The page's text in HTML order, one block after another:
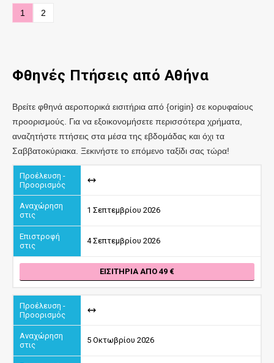
1 2
Φθηνές Πτήσεις από Αθήνα
Βρείτε φθηνά αεροπορικά εισιτήρια από {origin} σε κορυφαίους
προορισμούς. Για να εξοικονομήσετε περισσότερα χρήματα,
αναζητήστε πτήσεις στα μέσα της εβδομάδας και όχι τα
Σαββατοκύριακα. Ξεκινήστε το επόμενο ταξίδι σας τώρα!
1 Σεπτεμβρίου 2026
4 Σεπτεμβρίου 2026
ΕΙΣΙΤΉΡΙΑ ΑΠΌ 49
5 Οκτωβρίου 2026